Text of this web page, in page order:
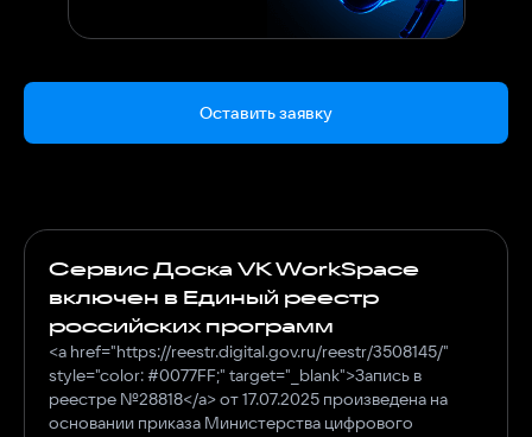
Оставить заявку
Сервис Доска VK WorkSpace
включен в Единый реестр
российских программ
<a href="https://reestr.digital.gov.ru/reestr/3508145/"
style="color: #0077FF;" target="_blank">Запись в
реестре №28818</a> от 17.07.2025 произведена на
основании приказа Министерства цифрового